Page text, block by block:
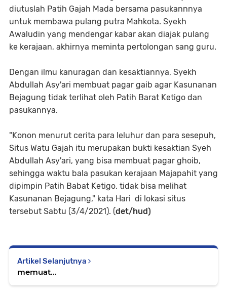
diutuslah Patih Gajah Mada bersama pasukannnya
untuk membawa pulang putra Mahkota. Syekh
Awaludin yang mendengar kabar akan diajak pulang
ke kerajaan, akhirnya meminta pertolongan sang guru.
Dengan ilmu kanuragan dan kesaktiannya, Syekh
Abdullah Asy'ari membuat pagar gaib agar Kasunanan
Bejagung tidak terlihat oleh Patih Barat Ketigo dan
pasukannya.
"Konon menurut cerita para leluhur dan para sesepuh,
Situs Watu Gajah itu merupakan bukti kesaktian Syeh
Abdullah Asy'ari, yang bisa membuat pagar ghoib,
sehingga waktu bala pasukan kerajaan Majapahit yang
dipimpin Patih Babat Ketigo, tidak bisa melihat
Kasunanan Bejagung," kata Hari di lokasi situs
tersebut Sabtu (3/4/2021). (det/hud)
Artikel Selanjutnya
memuat...